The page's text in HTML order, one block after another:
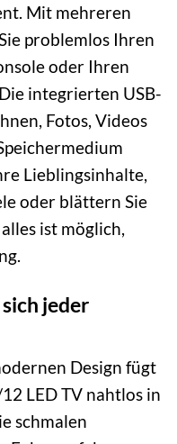
Mit mehreren
problemlos Ihren
oder Ihren
integrierten USB-
Fotos, Videos
Lieblingsinhalte,
oder blättern Sie
ist möglich,
jeder
Design fügt
LED TV nahtlos in
schmalen